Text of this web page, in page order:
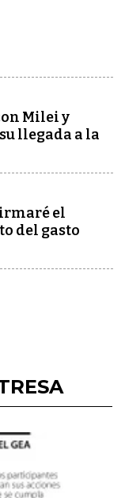
Milei y
llegada a la
el
del gasto